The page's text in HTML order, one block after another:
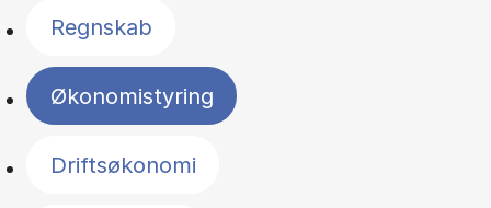
Regnskab
Økonomistyring
Driftsøkonomi